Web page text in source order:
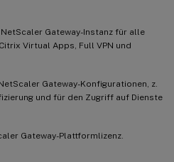
Gateway-Instanz für alle
Virtual Apps, Full VPN und
Gateway-Konfigurationen, z.
und für den Zugriff auf Dienste
Gateway-Plattformlizenz.